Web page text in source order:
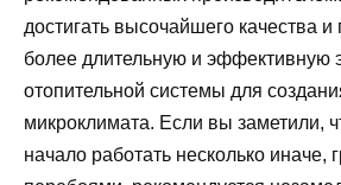
достигать высочайшего качества и
более длительную и эффективную
отопительной системы для
микроклимата. Если вы заметили,
начало работать несколько иначе,